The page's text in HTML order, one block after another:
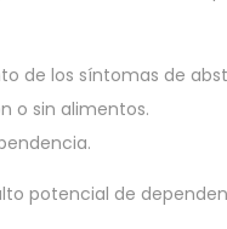
de los síntomas de
o sin alimentos.
potencial de